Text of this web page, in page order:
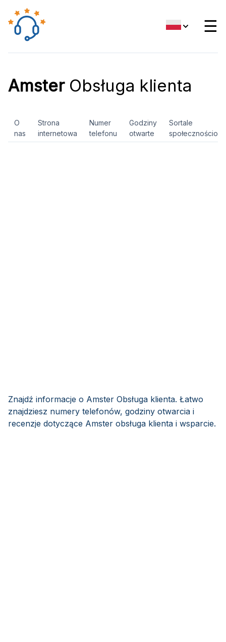
☰
AmsterObsługa klienta
O
nas
Strona
internetowa
Numer
telefonu
Godziny
otwarte
Sortale
Znajdź informacje o Amster Obsługa klienta. Łatwo
znajdziesz numery telefonów, godziny otwarcia i
recenzje dotyczące Amster obsługa klienta i wsparcie.